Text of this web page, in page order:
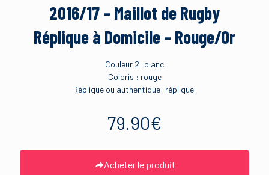
2016/17 – Maillot de Rugby
Réplique à Domicile – Rouge/Or
Couleur 2: blanc
Coloris : rouge
Réplique ou authentique: réplique.
79.90€
Acheter le produit